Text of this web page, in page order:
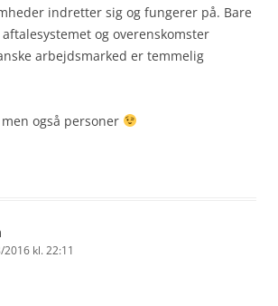
indretter sig og fungerer på. Bare
og overenskomster
arbejdsmarked er temmelig
også personer
2016 kl. 22:11